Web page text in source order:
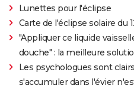
Lunettes pour l'éclipse
Carte de l'éclipse solaire du
"Appliquer ce liquide
douche" : la meilleure
Les psychologues sont
s'accumuler dans l'évier